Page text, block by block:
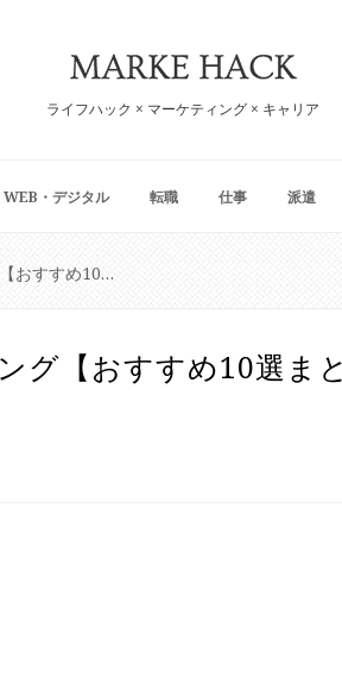
ライフハック × マーケティング × キャリア
WEB・デジタル 転職 仕事 派遣
第二新卒転職サイトランキング【おすすめ10選まとめ】
グ【おすすめ10選まと